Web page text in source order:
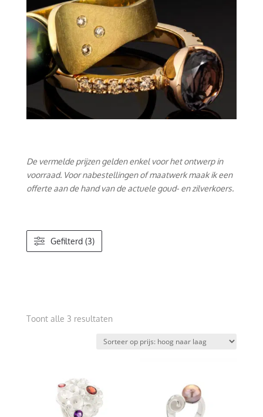
De vermelde prijzen gelden enkel voor het ontwerp in
voorraad. Voor nabestellingen of maatwerk maak ik een
offerte aan de hand van de actuele goud- en zilverkoers.
Gefilterd (3)
Toont alle 3 resultatenGesorteerd
prijs: